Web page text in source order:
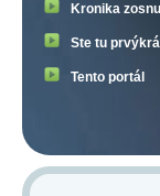
Kronika
Ste tu
Tento portál